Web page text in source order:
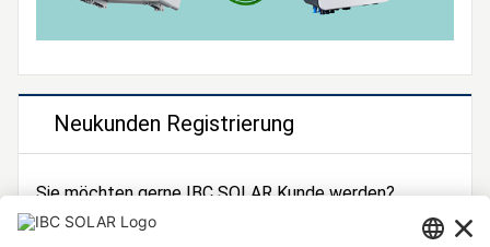
Neukunden Registrierung
Sie möchten gerne IBC SOLAR Kunde werden?
Dann registrieren Sie sich jetzt!